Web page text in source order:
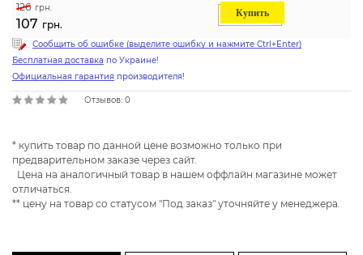
126 грн.
107 грн.
Купить
Сообщить об ошибке (выделите ошибку и нажмите Ctrl+Enter)
Бесплатная доставка по Украине!
Официальная гарантия производителя!
Отзывов: 0
* купить товар по данной цене возможно только при
предварительном заказе через сайт.
Цена на аналогичный товар в нашем оффлайн магазине может
отличаться.
** цену на товар со статусом "Под заказ" уточняйте у менеджера.